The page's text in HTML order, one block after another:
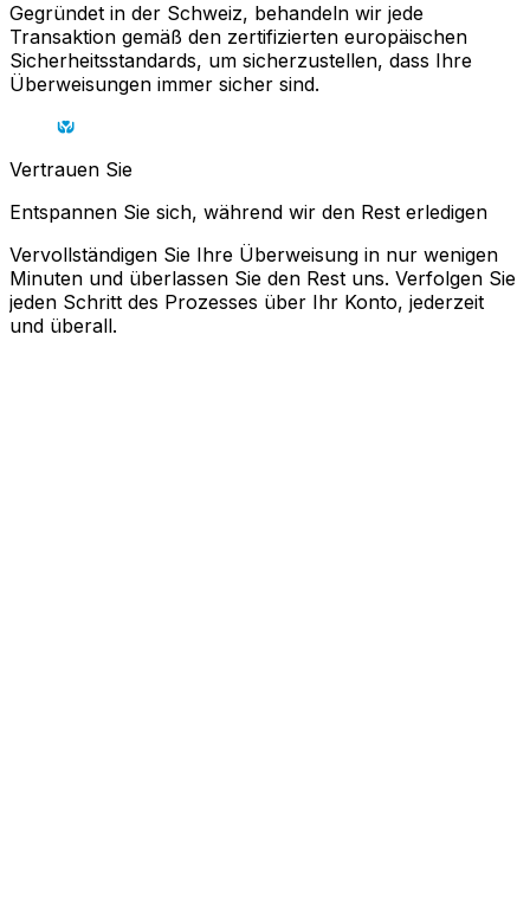
Gegründet in der Schweiz, behandeln wir jede
Transaktion gemäß den zertifizierten europäischen
Sicherheitsstandards, um sicherzustellen, dass Ihre
Überweisungen immer sicher sind.
Vertrauen Sie
Entspannen Sie sich, während wir den Rest erledigen
Vervollständigen Sie Ihre Überweisung in nur wenigen
Minuten und überlassen Sie den Rest uns. Verfolgen Sie
jeden Schritt des Prozesses über Ihr Konto, jederzeit
und überall.